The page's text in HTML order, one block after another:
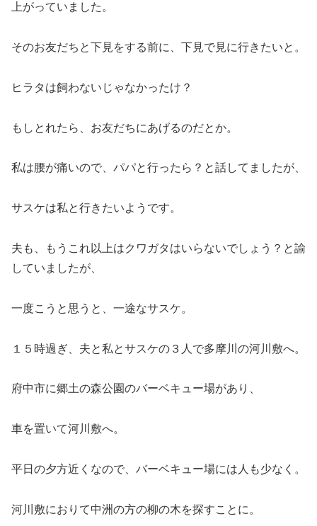
上がっていました。
そのお友だちと下見をする前に、下見で見に行きたいと。
ヒラタは飼わないじゃなかったけ？
もしとれたら、お友だちにあげるのだとか。
私は腰が痛いので、パパと行ったら？と話してましたが、
サスケは私と行きたいようです。
夫も、もうこれ以上はクワガタはいらないでしょう？と諭
していましたが、
一度こうと思うと、一途なサスケ。
１５時過ぎ、夫と私とサスケの３人で多摩川の河川敷へ。
府中市に郷土の森公園のバーベキュー場があり、
車を置いて河川敷へ。
平日の夕方近くなので、バーベキュー場には人も少なく。
河川敷におりて中洲の方の柳の木を探すことに。